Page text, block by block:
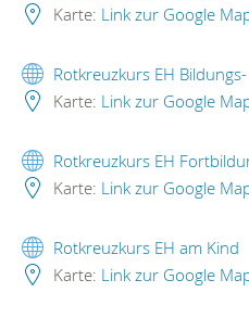
Karte: Link zur Google
Rotkreuzkurs EH
Karte: Link zur Google
Rotkreuzkurs EH
Karte: Link zur Google
Rotkreuzkurs EH am Kind
Karte: Link zur Google